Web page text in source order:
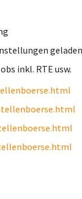
geladen
inkl. RTE usw.